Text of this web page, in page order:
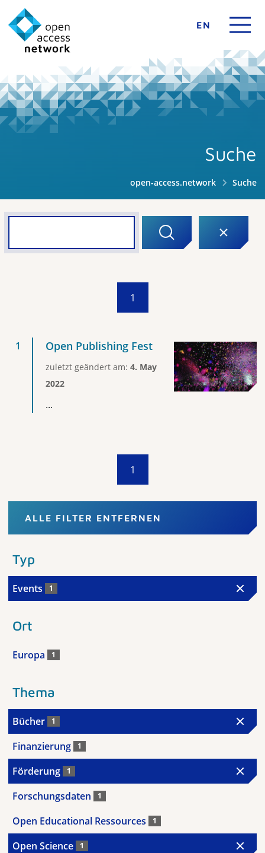
EN
Suche
open-access.network Suche
1
Open Publishing Fest
zuletzt geändert am: 4. May
2022
...
1
ALLE FILTER ENTFERNEN
Typ
Events 1
Ort
Europa 1
Thema
Bücher 1
Finanzierung 1
Förderung 1
Forschungsdaten 1
Open Educational Ressources 1
Open Science 1